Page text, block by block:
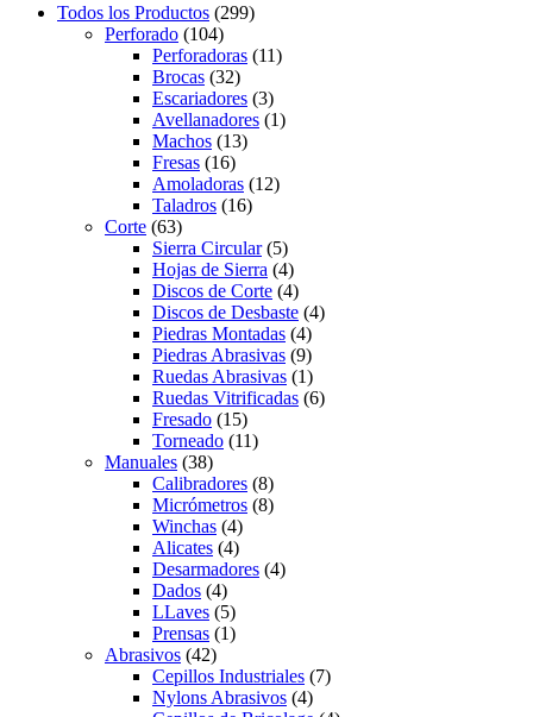
Todos los Productos (299)
Perforado (104)
Perforadoras (11)
Brocas (32)
Escariadores (3)
Avellanadores (1)
Machos (13)
Fresas (16)
Amoladoras (12)
Taladros (16)
Corte (63)
Sierra Circular (5)
Hojas de Sierra (4)
Discos de Corte (4)
Discos de Desbaste (4)
Piedras Montadas (4)
Piedras Abrasivas (9)
Ruedas Abrasivas (1)
Ruedas Vitrificadas (6)
Fresado (15)
Torneado (11)
Manuales (38)
Calibradores (8)
Micrómetros (8)
Winchas (4)
Alicates (4)
Desarmadores (4)
Dados (4)
LLaves (5)
Prensas (1)
Abrasivos (42)
Cepillos Industriales (7)
Nylons Abrasivos (4)